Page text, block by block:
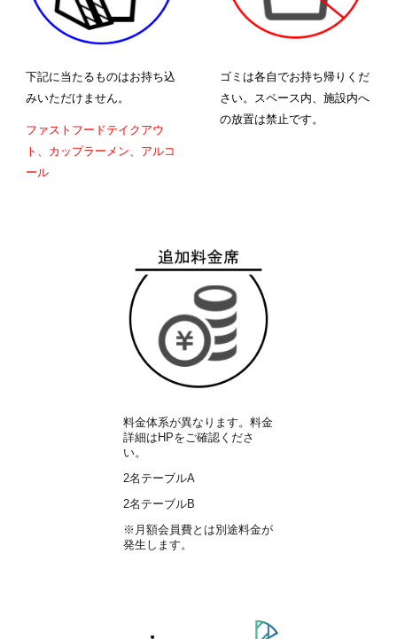
下記に当たるものはお持ち込
みいただけません。
ファストフードテイクアウ
ト、カップラーメン、アルコ
ール
ゴミは各自でお持ち帰りくだ
さい。スペース内、施設内へ
の放置は禁止です。
料金体系が異なります。料金
詳細はHPをご確認くださ
い。
2名 テーブルA
2名テーブルB
※月額会員費とは別途料金が
発生します。